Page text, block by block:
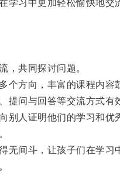
习中更加轻松愉快地交
共同探讨问题。
方向，丰富的课程内容
问与回答等交流方式有
人证明他们的学习和优
间斗，让孩子们在学习